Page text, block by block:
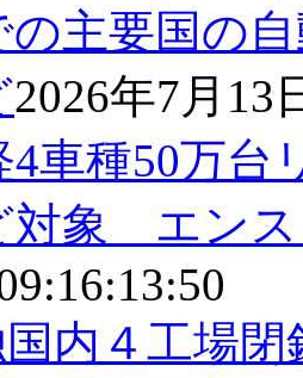
の主要国の
2026年7月13
4車種50万
対象 エン
内４工場